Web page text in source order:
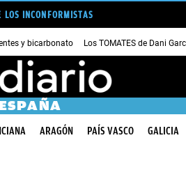
LOS INCONFORMISTAS
y bicarbonato Los TOMATES de Dani
ESPAÑA
ARAGÓN PAÍS VASCO GALICIA